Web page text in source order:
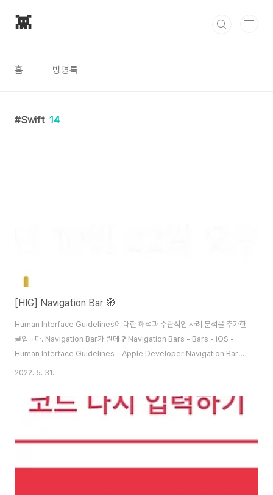
👾
홈 방명록
Swift 14
[HIG] Navigation Bar 🧭
Human Interface Guidelines에 대한 해석과 주관적인 사례 분석을 추가한
글입니다. Navigation Bar가 뭔데 ❓ Navigation Bars - Bars - iOS -
Human Interface Guidelines - Apple Developer Navigation Bars
A navigation bar appears at the top of an app screen, below the
hierarchical screens. When a new screen is displayed, a back
button, often labeled with the title of the prev..
2022. 5. 31.